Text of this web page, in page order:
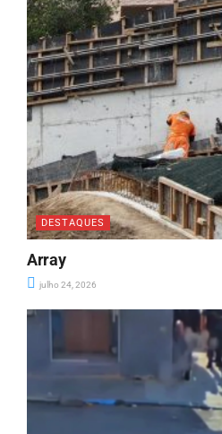
DESTAQUES
Array
julho 24, 2026